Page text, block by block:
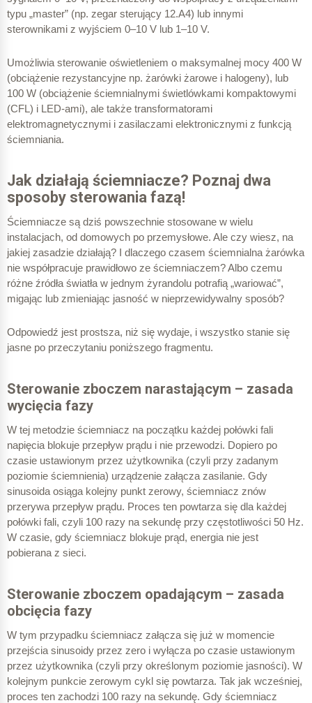
38,67 Wh
100 % – 100 W
Suma:
883,33 Wh
typu „master” (np. zegar sterujący 12.A4) lub innymi
sterownikami z wyjściem 0–10 V lub 1–10 V.
Umożliwia sterowanie oświetleniem o maksymalnej mocy 400 W
(obciążenie rezystancyjne np. żarówki żarowe i halogeny), lub
100 W (obciążenie ściemnialnymi świetlówkami kompaktowymi
(CFL) i LED-ami), ale także transformatorami
elektromagnetycznymi i zasilaczami elektronicznymi z funkcją
ściemniania.
Jak działają ściemniacze? Poznaj dwa
sposoby sterowania fazą!
Ściemniacze są dziś powszechnie stosowane w wielu
instalacjach, od domowych po przemysłowe. Ale czy wiesz, na
jakiej zasadzie działają? I dlaczego czasem ściemnialna żarówka
nie współpracuje prawidłowo ze ściemniaczem? Albo czemu
różne źródła światła w jednym żyrandolu potrafią „wariować”,
migając lub zmieniając jasność w nieprzewidywalny sposób?
Odpowiedź jest prostsza, niż się wydaje, i wszystko stanie się
jasne po przeczytaniu poniższego fragmentu.
Sterowanie zboczem narastającym – zasada
wycięcia fazy
W tej metodzie ściemniacz na początku każdej połówki fali
napięcia blokuje przepływ prądu i nie przewodzi. Dopiero po
czasie ustawionym przez użytkownika (czyli przy zadanym
poziomie ściemnienia) urządzenie załącza zasilanie. Gdy
sinusoida osiąga kolejny punkt zerowy, ściemniacz znów
przerywa przepływ prądu. Proces ten powtarza się dla każdej
połówki fali, czyli 100 razy na sekundę przy częstotliwości 50 Hz.
W czasie, gdy ściemniacz blokuje prąd, energia nie jest
pobierana z sieci.
Sterowanie zboczem opadającym – zasada
obcięcia fazy
W tym przypadku ściemniacz załącza się już w momencie
przejścia sinusoidy przez zero i wyłącza po czasie ustawionym
przez użytkownika (czyli przy określonym poziomie jasności). W
kolejnym punkcie zerowym cykl się powtarza. Tak jak wcześniej,
proces ten zachodzi 100 razy na sekundę. Gdy ściemniacz